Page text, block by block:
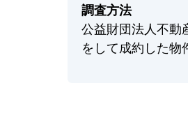
調査方法
公益財団法人不動
をして成約した物